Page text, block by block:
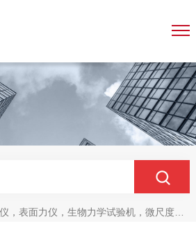
微尺度压缩拉伸测试系统，生物材料双轴力学测试系统，细胞拉伸仪，原子力探针，细胞流体剪切，细胞压缩，牵引力玻片